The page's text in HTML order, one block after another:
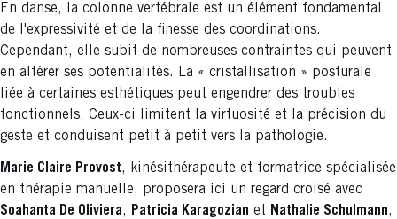
En danse, la colonne vertébrale est un élément fondamental
de l'expressivité et de la finesse des coordinations.
Cependant, elle subit de nombreuses contraintes qui peuvent
en altérer ses potentialités. La « cristallisation » posturale
liée à certaines esthétiques peut engendrer des troubles
fonctionnels. Ceux-ci limitent la virtuosité et la précision du
geste et conduisent petit à petit vers la pathologie.
Marie Claire Provost, kinésithérapeute et formatrice spécialisée
en thérapie manuelle, proposera ici un regard croisé avec
Soahanta De Oliviera, Patricia Karagozian et Nathalie Schulmann,